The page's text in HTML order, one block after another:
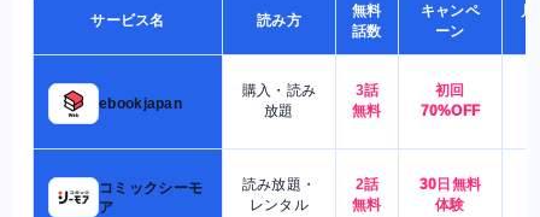
サービス名 読み方
無料
話数
キャンペ
ーン
月
ebookjapan
購入・読み
放題
3話
無料
初回
70%OFF
コミックシーモ
ア
読み放題・
レンタル
2話
無料
30日無料
体験